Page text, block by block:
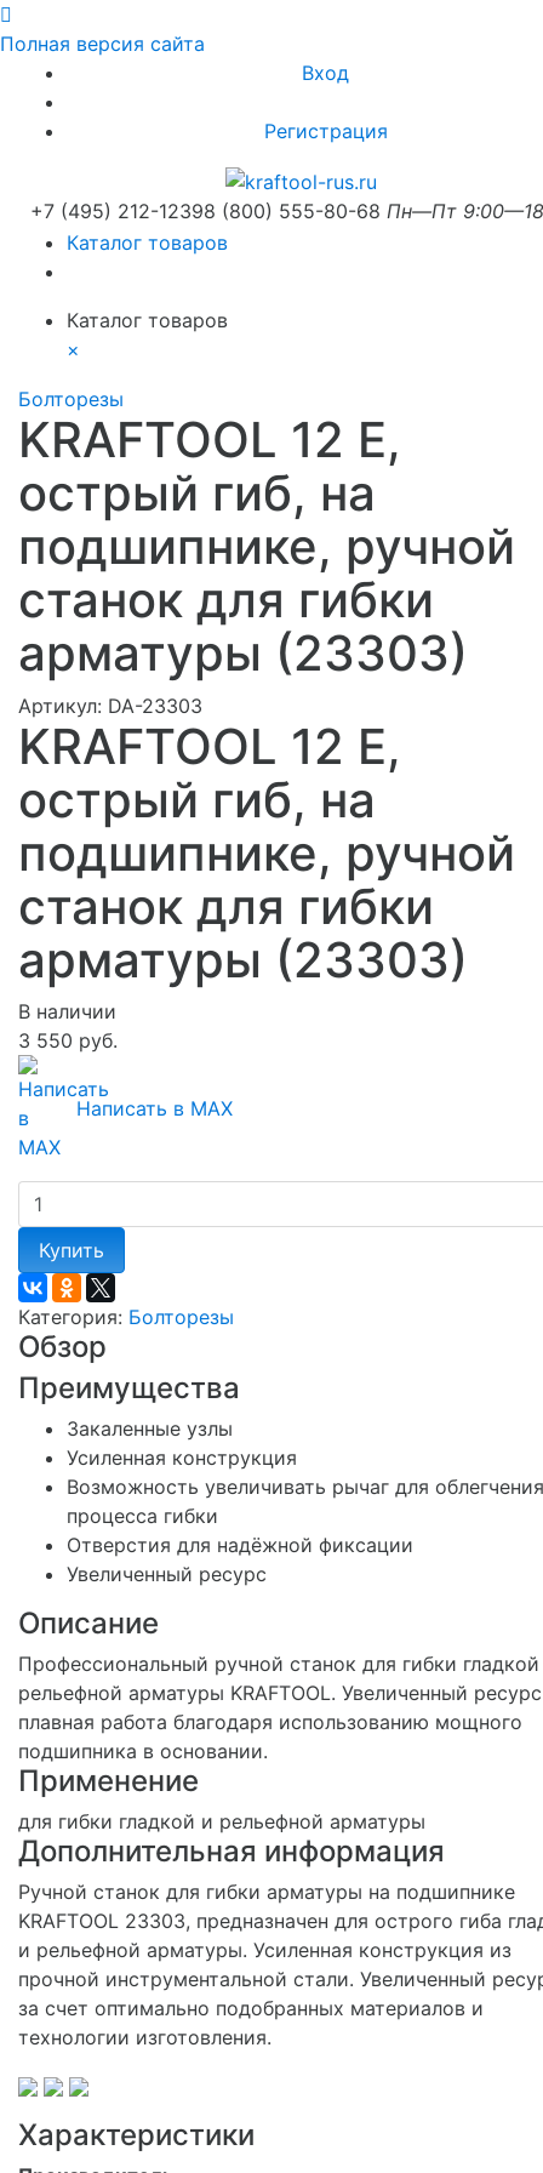
Полная версия сайта
Вход
Регистрация
+7 (495) 212-12398 (800) 555-80-68 Пн—Пт
Каталог товаров
Каталог товаров
×
Болторезы
KRAFTOOL 12 E,
острый гиб, на
подшипнике, ручной
станок для гибки
арматуры (23303)
Артикул: DA-23303
KRAFTOOL 12 E,
острый гиб, на
подшипнике, ручной
станок для гибки
арматуры (23303)
В наличии
3 550 руб.
Написать в MAX
Купить
Категория: Болторезы
Обзор
Преимущества
Закаленные узлы
Усиленная конструкция
Возможность увеличивать рычаг для облегчения
процесса гибки
Отверстия для надёжной фиксации
Увеличенный ресурс
Описание
Профессиональный ручной станок для гибки
рельефной арматуры KRAFTOOL. Увеличенный
плавная работа благодаря использованию мощного
подшипника в основании.
Применение
для гибки гладкой и рельефной арматуры
Дополнительная информация
Ручной станок для гибки арматуры на подшипнике
KRAFTOOL 23303, предназначен для острого гиба
и рельефной арматуры. Усиленная конструкция из
прочной инструментальной стали. Увеличенный
за счет оптимально подобранных материалов и
технологии изготовления.
Характеристики